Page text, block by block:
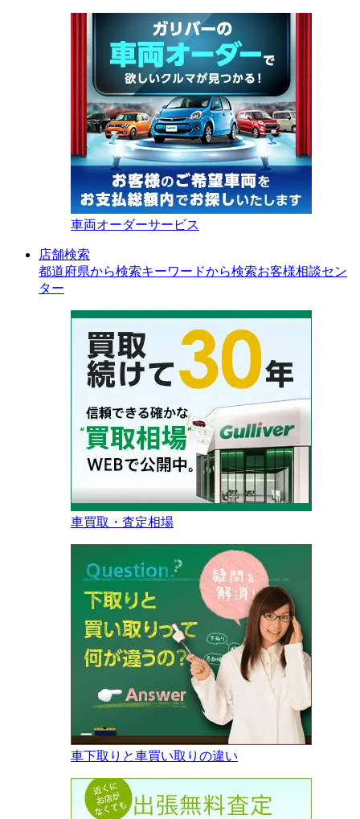
車両オーダーサービス
店舗検索
都道府県から検索キーワードから検索お客様相談セン
ター
車買取・査定相場
車下取りと車買い取りの違い